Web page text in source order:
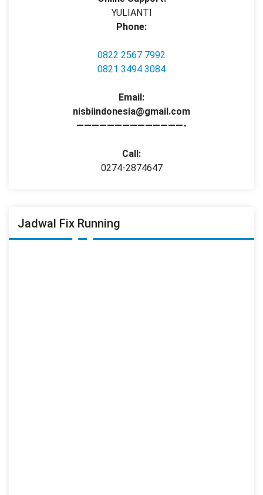
YULIANTI
Phone:
0822 2567 7992
0821 3494 3084
Email:
nisbiindonesia@gmail.com
——————————————-
Call:
0274-2874647
Jadwal Fix Running